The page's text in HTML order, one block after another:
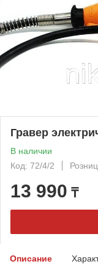
Гравер
В наличии
Код: 72/4/2
13 990 ₸
Описание